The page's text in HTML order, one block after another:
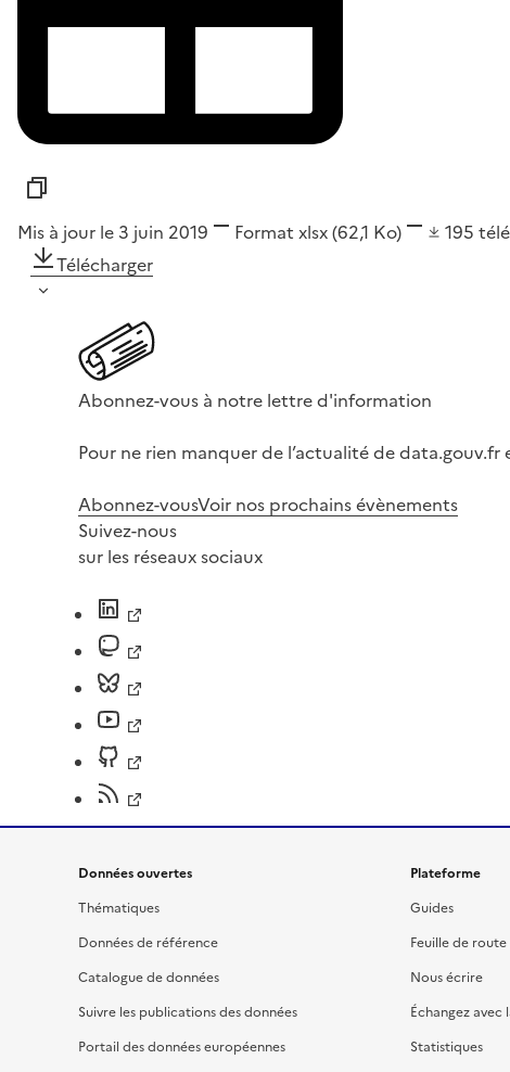
Mis à jour le 3 juin 2019 Format xlsx(62,1 Ko) 195
Télécharger
Abonnez-vous à notre lettre d'information
Pour ne rien manquer de l’actualité de
Abonnez-vousVoir nos prochains évènements
Suivez-nous
sur les réseaux sociaux
Données ouvertes
Thématiques
Données de référence
Catalogue de données
Suivre les publications des données
Portail des données européennes
Plateforme
Guides
Feuille de
Nous écrire
Échangez
Statistiques